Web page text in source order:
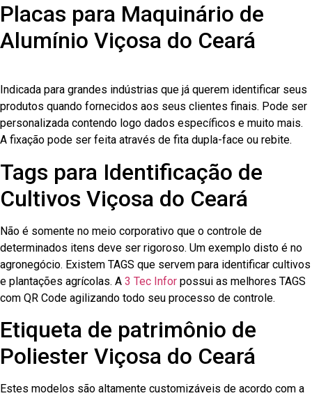
Placas para Maquinário de
Alumínio Viçosa do Ceará
Indicada para grandes indústrias que já querem identificar seus
produtos quando fornecidos aos seus clientes finais. Pode ser
personalizada contendo logo dados específicos e muito mais.
A fixação pode ser feita através de fita dupla-face ou rebite.
Tags para Identificação de
Cultivos Viçosa do Ceará
Não é somente no meio corporativo que o controle de
determinados itens deve ser rigoroso. Um exemplo disto é no
agronegócio. Existem TAGS que servem para identificar cultivos
e plantações agrícolas. A 3 Tec Infor possui as melhores TAGS
com QR Code agilizando todo seu processo de controle.
Etiqueta de patrimônio de
Poliester Viçosa do Ceará
Estes modelos são altamente customizáveis de acordo com a